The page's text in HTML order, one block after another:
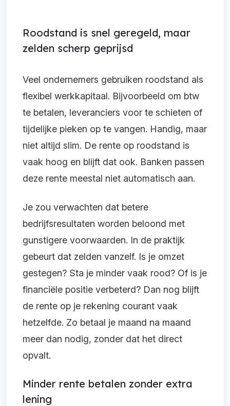
Roodstand is snel geregeld, maar
zelden scherp geprijsd
Veel ondernemers gebruiken roodstand als
flexibel werkkapitaal. Bijvoorbeeld om btw
te betalen, leveranciers voor te schieten of
tijdelijke pieken op te vangen. Handig, maar
niet altijd slim. De rente op roodstand is
vaak hoog en blijft dat ook. Banken passen
deze rente meestal niet automatisch aan.
Je zou verwachten dat betere
bedrijfsresultaten worden beloond met
gunstigere voorwaarden. In de praktijk
gebeurt dat zelden vanzelf. Is je omzet
gestegen? Sta je minder vaak rood? Of is je
financiële positie verbeterd? Dan nog blijft
de rente op je rekening courant vaak
hetzelfde. Zo betaal je maand na maand
meer dan nodig, zonder dat het direct
opvalt.
Minder rente betalen zonder extra
lening